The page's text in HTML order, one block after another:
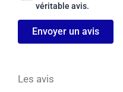
véritable avis.
Envoyer un avis
Les avis